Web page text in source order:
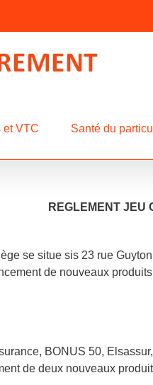
et VTC Santé du
REGLEMENT JEU
se situe sis 23 rue
de nouveaux
BONUS 50,
de deux nouveaux